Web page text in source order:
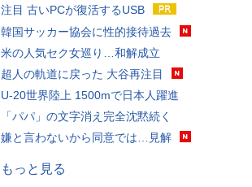
注目 古いPCが復活するUSB
韓国サッカー協会に性的接待過去
米の人気セク女巡り…和解成立
超人の軌道に戻った 大谷再注目
U-20世界陸上 1500mで日本人躍進
「パパ」の文字消え完全沈黙続く
嫌と言わないから同意では…見解
もっと見る